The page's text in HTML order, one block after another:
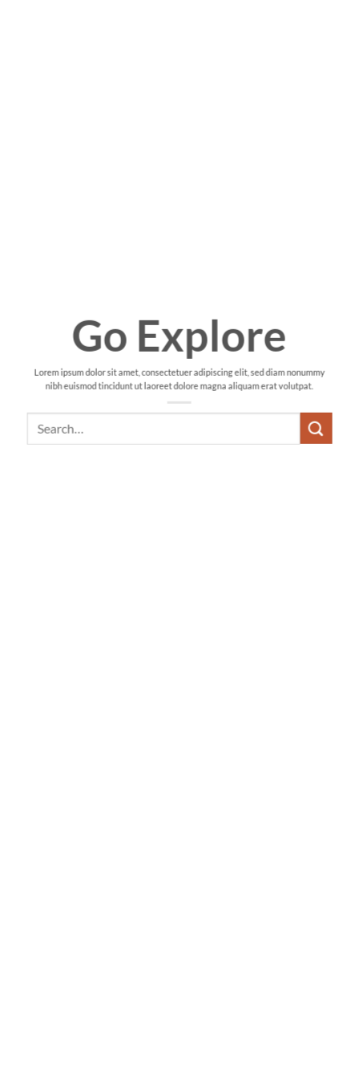
Go Explore
Lorem ipsum dolor sit amet, consectetuer adipiscing elit, sed diam nonummy
nibh euismod tincidunt ut laoreet dolore magna aliquam erat volutpat.
Search